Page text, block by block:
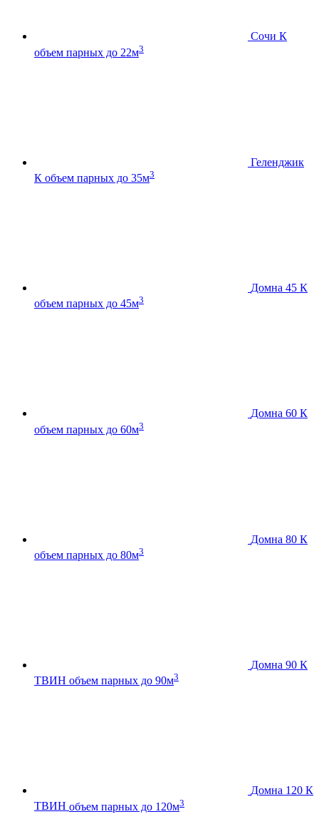
Сочи К
объем парных до 22м3
Геленджик
К объем парных до 35м3
Домна 45 К
объем парных до 45м3
Домна 60 К
объем парных до 60м3
Домна 80 К
объем парных до 80м3
Домна 90 К
ТВИН объем парных до 90м3
Домна 120 К
ТВИН объем парных до 120м3